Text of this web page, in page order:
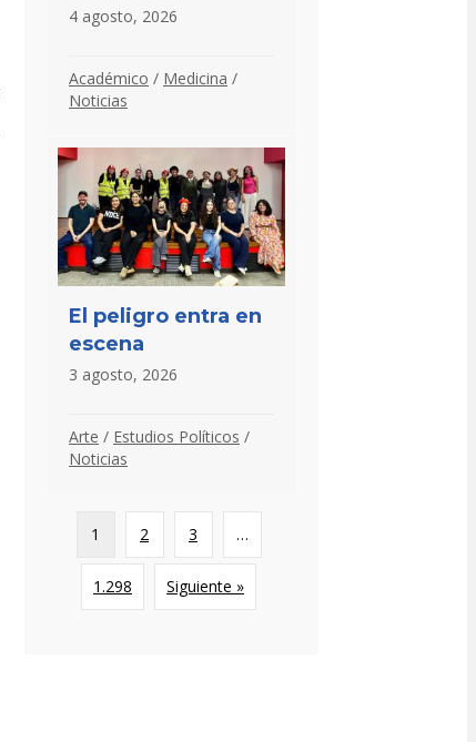
4 agosto, 2026
Académico / Medicina /
Noticias
El peligro entra en
escena
3 agosto, 2026
Arte / Estudios Políticos /
Noticias
1 2 3 …
1.298 Siguiente »